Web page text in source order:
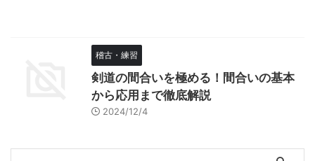
稽古・練習
剣道の間合いを極める！間合いの基本
から応用まで徹底解説
2024/12/4